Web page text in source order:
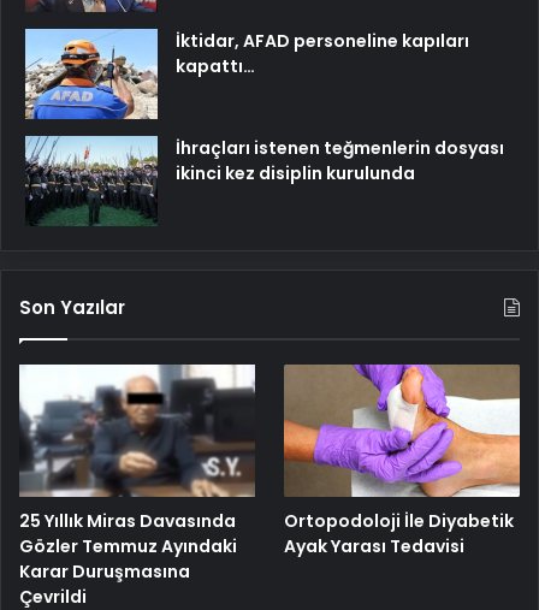
İktidar, AFAD personeline kapıları
kapattı…
İhraçları istenen teğmenlerin dosyası
ikinci kez disiplin kurulunda
Son Yazılar
25 Yıllık Miras Davasında
Gözler Temmuz Ayındaki
Karar Duruşmasına
Çevrildi
Ortopodoloji İle Diyabetik
Ayak Yarası Tedavisi